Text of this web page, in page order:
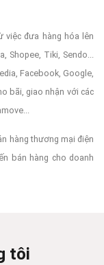
việc đưa hàng hóa lên
Shopee, Tiki, Sendo...
Facebook, Google,
bãi, giao nhận với các
hàng thương mại điện
bán hàng cho doanh
tôi